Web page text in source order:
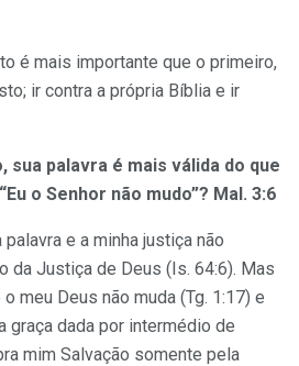
é mais importante que o primeiro,
ir contra a própria Bíblia e ir
sua palavra é mais válida do que
o Senhor não mudo”? Mal. 3:6
e a minha justiça não
da Justiça de Deus (Is. 64:6). Mas
meu Deus não muda (Tg. 1:17) e
graça dada por intermédio de
mim Salvação somente pela